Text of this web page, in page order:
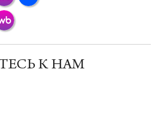
К НАМ